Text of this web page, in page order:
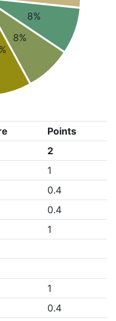
8%
8%
Points
2
1
0.4
0.4
1
1
0.4